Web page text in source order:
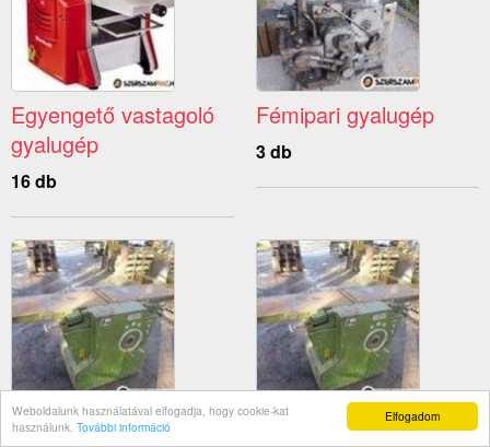
Elfogadom
Weboldalunk használatával elfogadja, hogy cookie-kat
használunk. További információ
Egyengető vastagoló
gyalugép
16 db
Fémipari gyalugép
3 db
Defém gyalugép 400-as gyalugép